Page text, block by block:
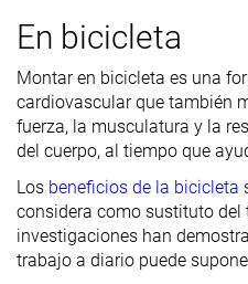
En bicicleta
Montar en bicicleta es una
cardiovascular que también
fuerza, la musculatura y la
del cuerpo, al tiempo que
Los beneficios de la bicicleta
considera como sustituto del
investigaciones han
trabajo a diario puede